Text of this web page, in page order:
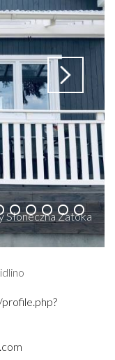
Zatoka